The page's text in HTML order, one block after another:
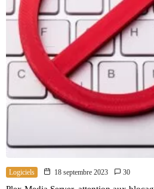
Logiciels 18 septembre 2023 30